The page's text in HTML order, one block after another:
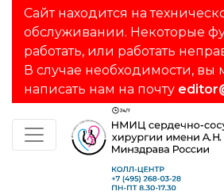
Сайт находится на
обслуживании. Некоторые
работать, или работать
В случае необходимости, вы
написать нам на почту